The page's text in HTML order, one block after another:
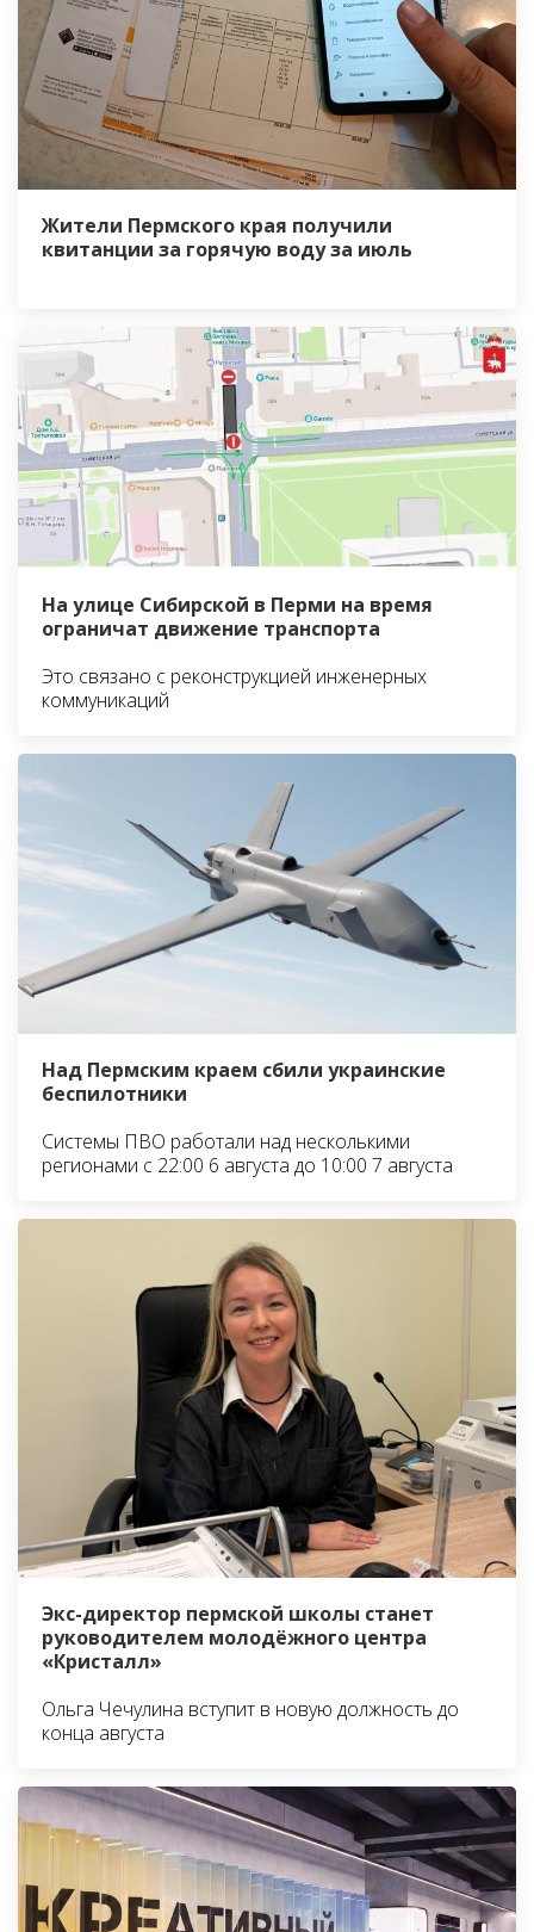
Жители Пермского края получили
квитанции за горячую воду за июль
На улице Сибирской в Перми на время
ограничат движение транспорта
Это связано с реконструкцией инженерных
коммуникаций
Над Пермским краем сбили украинские
беспилотники
Системы ПВО работали над несколькими
регионами с 22:00 6 августа до 10:00 7 августа
Экс-директор пермской школы станет
руководителем молодёжного центра
«Кристалл»
Ольга Чечулина вступит в новую должность до
конца августа